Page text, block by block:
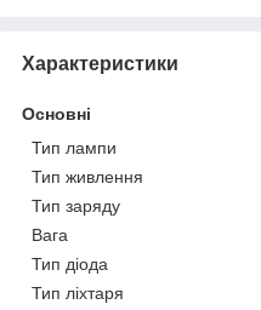
Характеристики
Основні
Тип лампи
Тип живлення
Тип заряду
Вага
Тип діода
Тип ліхтаря